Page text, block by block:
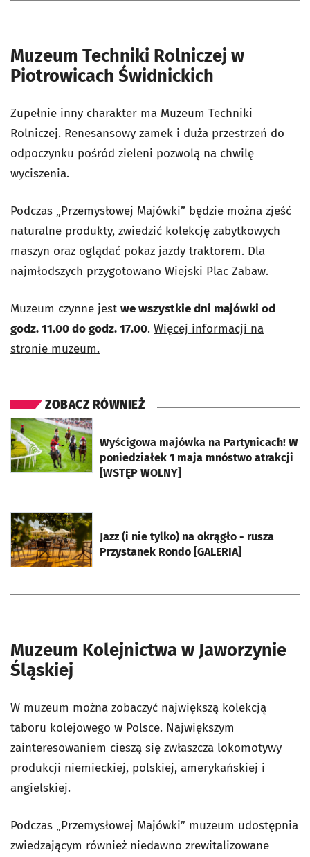
Muzeum Techniki Rolniczej w
Piotrowicach Świdnickich
Zupełnie inny charakter ma Muzeum Techniki
Rolniczej. Renesansowy zamek i duża przestrzeń do
odpoczynku pośród zieleni pozwolą na chwilę
wyciszenia.
Podczas „Przemysłowej Majówki” będzie można zjeść
naturalne produkty, zwiedzić kolekcję zabytkowych
maszyn oraz oglądać pokaz jazdy traktorem. Dla
najmłodszych przygotowano Wiejski Plac Zabaw.
Muzeum czynne jest we wszystkie dni majówki od
godz. 11.00 do godz. 17.00. Więcej informacji na
stronie muzeum.
ZOBACZ RÓWNIEŻ
Wyścigowa majówka na Partynicach! W
poniedziałek 1 maja mnóstwo atrakcji
[WSTĘP WOLNY]
otworzy się w nowej karcie
Jazz (i nie tylko) na okrągło - rusza
Przystanek Rondo [GALERIA]
otworzy się w nowej karcie
Muzeum Kolejnictwa w Jaworzynie
Śląskiej
W muzeum można zobaczyć największą kolekcją
taboru kolejowego w Polsce. Największym
zainteresowaniem cieszą się zwłaszcza lokomotywy
produkcji niemieckiej, polskiej, amerykańskiej i
angielskiej.
Podczas „Przemysłowej Majówki” muzeum udostępnia
zwiedzającym również niedawno zrewitalizowane